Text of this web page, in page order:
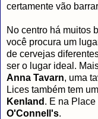
certamente vão
No centro há muitos
você procura um
de cervejas
ser o lugar ideal.
Anna Tavarn, uma
Lices também tem
Kenland . E na
O'Connell's.